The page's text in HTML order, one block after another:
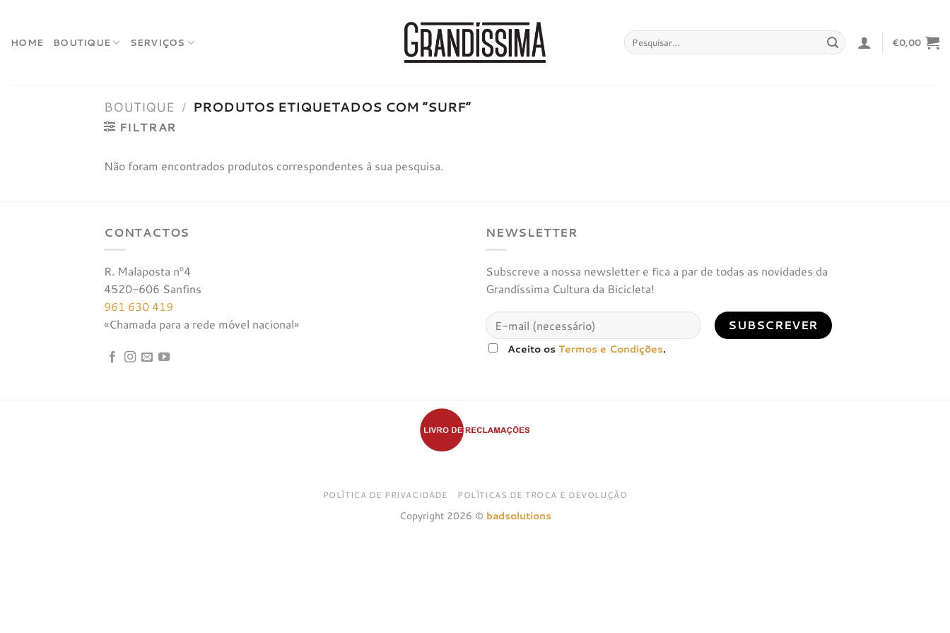
content
HOME BOUTIQUE SERVIÇOS
Pesquisar
por:
€0,00
BOUTIQUE / PRODUTOS ETIQUETADOS COM “SURF”
FILTRAR
Não foram encontrados produtos correspondentes à sua pesquisa.
CONTACTOS
R. Malaposta nº4
4520-606 Sanfins
961 630 419
«Chamada para a rede móvel nacional»
NEWSLETTER
Subscreve a nossa newsletter e fica a par de todas as novidades da
Grandíssima Cultura da Bicicleta!
Aceito osTermos e Condições.
POLÍTICA DE PRIVACIDADE POLÍTICAS DE TROCA E DEVOLUÇÃO
Copyright 2026 © badsolutions